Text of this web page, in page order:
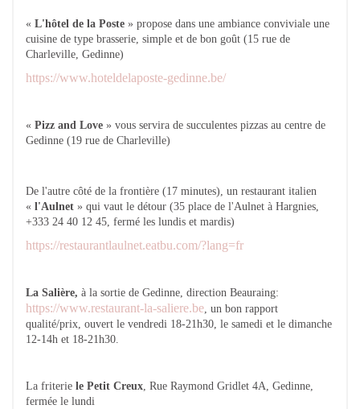
« L'hôtel de la Poste » propose dans une ambiance conviviale une
cuisine de type brasserie, simple et de bon goût (15 rue de
Charleville, Gedinne)
https://www.hoteldelaposte-gedinne.be/
« Pizz and Love » vous servira de succulentes pizzas au centre de
Gedinne (19 rue de Charleville)
De l'autre côté de la frontière (17 minutes), un restaurant italien
« l'Aulnet » qui vaut le détour (35 place de l'Aulnet à Hargnies,
+333 24 40 12 45, fermé les lundis et mardis)
https://restaurantlaulnet.eatbu.com/?lang=fr
La Salière, à la sortie de Gedinne, direction Beauraing:
https://www.restaurant-la-saliere.be, un bon rapport
qualité/prix, ouvert le vendredi 18-21h30, le samedi et le dimanche
12-14h et 18-21h30.
La friterie le Petit Creux, Rue Raymond Gridlet 4A, Gedinne,
fermée le lundi